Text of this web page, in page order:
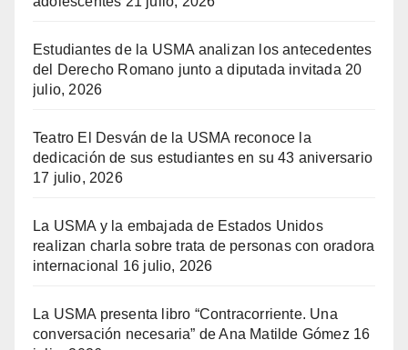
Estudiantes de la USMA analizan los antecedentes
del Derecho Romano junto a diputada invitada 20
julio, 2026
Teatro El Desván de la USMA reconoce la
dedicación de sus estudiantes en su 43 aniversario
17 julio, 2026
La USMA y la embajada de Estados Unidos
realizan charla sobre trata de personas con oradora
internacional
16 julio, 2026
La USMA presenta libro “Contracorriente. Una
conversación necesaria” de Ana Matilde Gómez 16